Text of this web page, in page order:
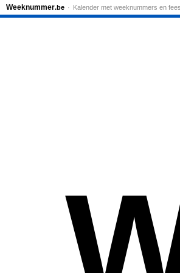
Weeknummer.be Kalender met weeknummers en